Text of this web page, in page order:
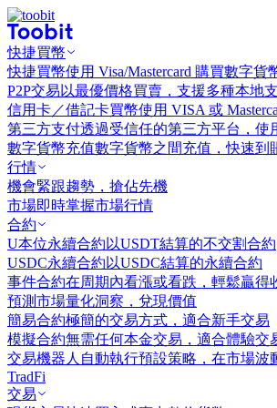
快捷買幣
快捷買幣使用 Visa/Mastercard 購買數字貨
P2P交易 以最優價格買賣，支援多種本地
信用卡／借記卡買幣使用 VISA 或
第三方支付透過受信任的第三方平台，使
數字貨幣充值數字貨幣之間充值，快速到
行情
機會緊跟趨勢，搶佔先機
市場即時掌握市場行情
合約
U本位永續合約 以USDT結算的不交割合約
USDC永續合約 以USDC結算的永續合約
事件合約在周期內看漲或看跌，輕鬆贏得
預測市場量化洞察，兌現價值
簡易合約極簡的交易方式，適合新手交易
模擬合約無需任何本金交易，適合體驗交
交易機器人 自動執行預設策略，在市場波
TradFi
交易